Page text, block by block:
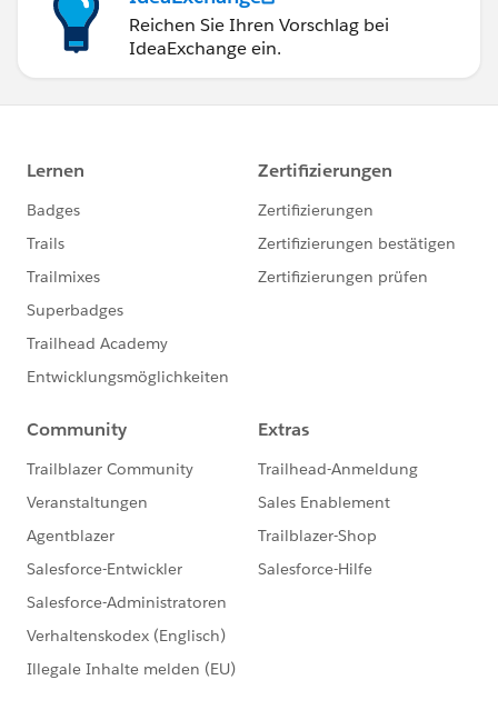
Reichen Sie Ihren Vorschlag bei
IdeaExchange ein.